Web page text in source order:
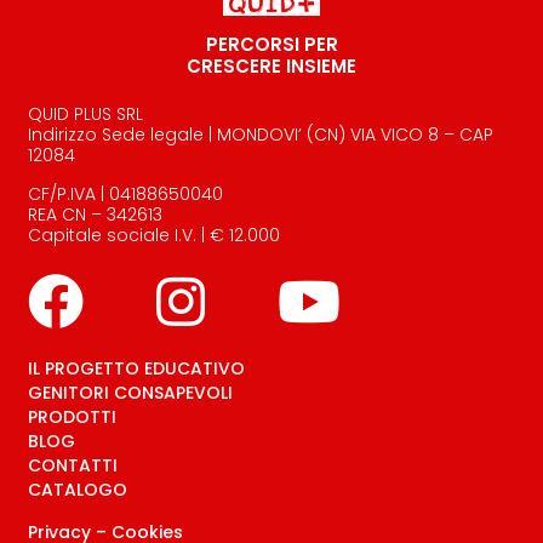
PERCORSI PER
CRESCERE INSIEME
QUID PLUS SRL
Indirizzo Sede legale | MONDOVI’ (CN) VIA VICO 8 – CAP
12084
CF/P.IVA | 04188650040
REA CN – 342613
Capitale sociale I.V. | € 12.000
IL PROGETTO EDUCATIVO
GENITORI CONSAPEVOLI
PRODOTTI
BLOG
CONTATTI
CATALOGO
Privacy– Cookies